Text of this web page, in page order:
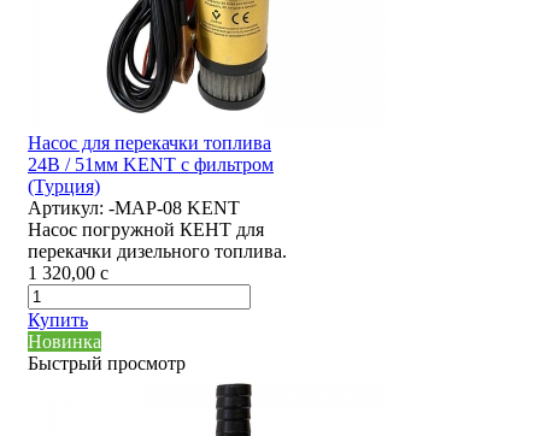
Насос для перекачки топлива
24В / 51мм KENT с фильтром
(Турция)
Артикул: -MAP-08 KENT
Насос погружной КЕНТ для
перекачки дизельного топлива.
1 320,00 c
Купить
Новинка
Быстрый просмотр